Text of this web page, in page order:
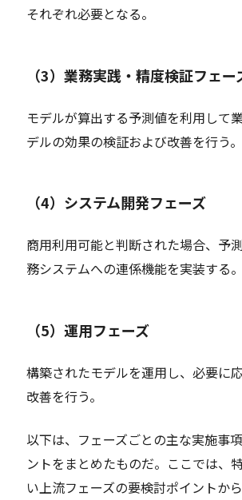
それぞれ必要となる。
（3）業務実践・精度検証フェー
モデルが算出する予測値を利用して
デルの効果の検証および改善を行う。
（4）システム開発フェーズ
商用利用可能と判断された場合、予
務システムへの連係機能を実装する。
（5）運用フェーズ
構築されたモデルを運用し、必要に
改善を行う。
以下は、フェーズごとの主な実施事
ントをまとめたものだ。ここでは、
い上流フェーズの要検討ポイントか